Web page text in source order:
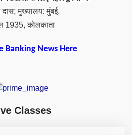
दास; मुख्यालय: मुंबई.
1935, कोलकाता
Banking News Here
Classes